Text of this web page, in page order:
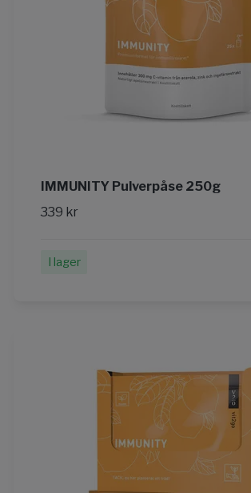
IMMUNITY Pulverpåse 250g
339 kr
I lager